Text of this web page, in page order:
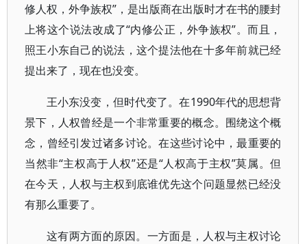
修人权，外争族权”，是出版商在出版时才在书的腰封
上将这个说法改成了“内修公正，外争族权”。而且，
照王小东自己的说法，这个提法他在十多年前就已经
提出来了，现在也没变。
王小东没变，但时代变了。在1990年代的思想背
景下，人权曾经是一个非常重要的概念。围绕这个概
念，曾经引发过诸多讨论。在这些讨论中，最重要的
当然非“主权高于人权”还是“人权高于主权”莫属。但
在今天，人权与主权到底谁优先这个问题显然已经没
有那么重要了。
这有两方面的原因。一方面是，人权与主权讨论